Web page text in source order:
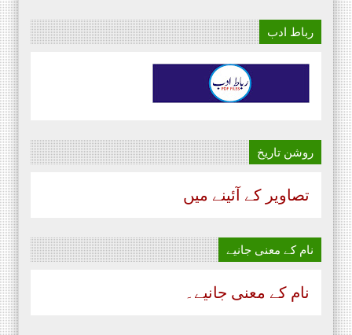
رباط ادب
روشن تاریخ
تصاویر کے آئینے میں
نام‌ کے معنی جانیے
نام‌ کے معنی جانیے۔